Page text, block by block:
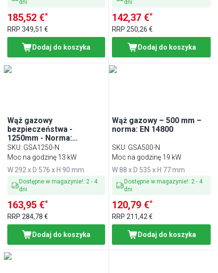
dni
185,52 €*
RRP 349,51 €
Dodaj do koszyka
dni
142,37 €*
RRP250,26 €
Dodaj do koszyka
Wąż gazowy
bezpieczeństwa -
1250mm - Norma:
EN14800
SKU: GSA1250-N
Moc na godzinę 13 kW
W 292 x D 576 x H 90 mm
Dostępne w magazynie!: 2 - 4
dni
163,95 €*
RRP 284,78 €
Dodaj do koszyka
Wąż gazowy – 500 mm –
norma: EN 14800
SKU: GSA500-N
Moc na godzinę 19 kW
W 88 x D 535 x H 77 mm
Dostępne w magazynie!: 2 - 4
dni
120,79 €*
RRP211,42 €
Dodaj do koszyka